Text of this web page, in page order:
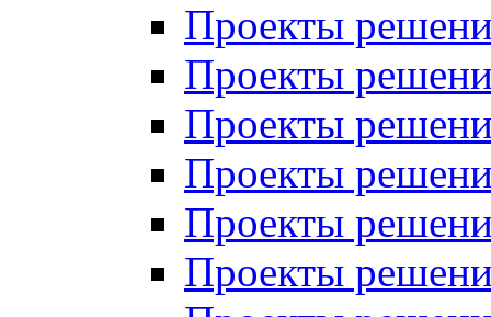
Проекты
Проекты
Проекты
Проекты
Проекты
Проекты